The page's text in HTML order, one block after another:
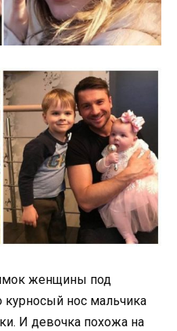
женщины под
курносый нос мальчика
И девочка похожа на